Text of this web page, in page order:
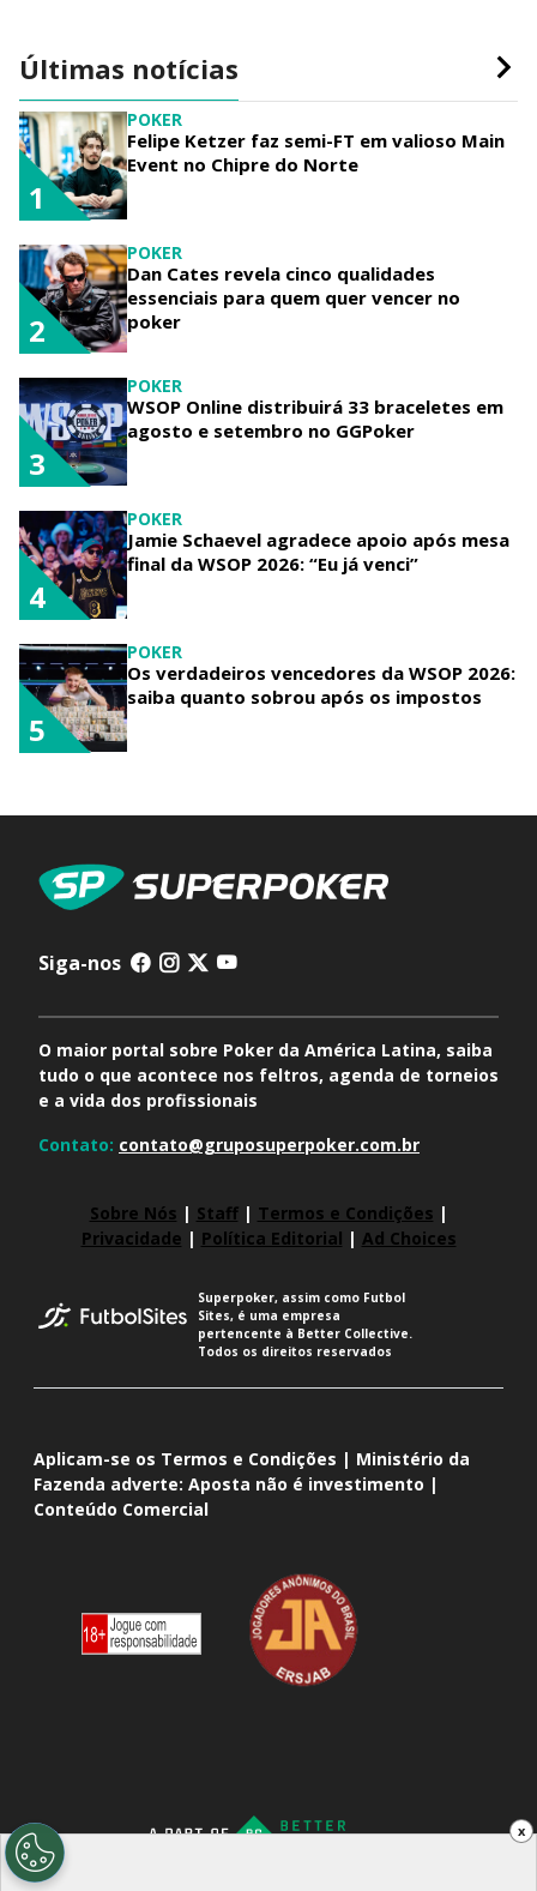
Últimas notícias
POKER
Felipe Ketzer faz semi-FT em valioso Main
Event no Chipre do Norte
1
POKER
Dan Cates revela cinco qualidades
essenciais para quem quer vencer no
poker
2
POKER
WSOP Online distribuirá 33 braceletes em
agosto e setembro no GGPoker
3
POKER
Jamie Schaevel agradece apoio após mesa
final da WSOP 2026: “Eu já venci”
4
POKER
Os verdadeiros vencedores da WSOP 2026:
saiba quanto sobrou após os impostos
5
x
Siga-nos
O maior portal sobre Poker da América Latina, saiba
tudo o que acontece nos feltros, agenda de torneios
e a vida dos profissionais
Contato: contato@gruposuperpoker.com.br
Sobre Nós | Staff| Termos e Condições |
Privacidade | Política Editorial | Ad Choices
Superpoker, assim como Futbol
Sites, é uma empresa
pertencente à Better Collective.
Todos os direitos reservados
Aplicam-se os Termos e Condições | Ministério da
Fazenda adverte: Aposta não é investimento |
Conteúdo Comercial